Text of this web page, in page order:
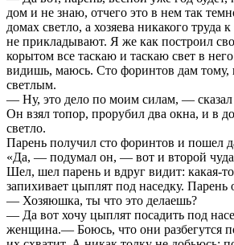
дом и не знаю, отчего это в нем так
домах светло, а хозяева никакого труда
не прикладывают. Я же как построил
корытом все таскаю и таскаю свет в
видишь, маюсь. Сто форинтов дам тому,
светлым.
— Ну, это дело по моим силам, — сказал
Он взял топор, прорубил два окна, и в
светло.
Парень получил сто форинтов и пошел
«Да, — подумал он, — вот и второй
Шел, шел парень и вдруг видит: какая-
запихивает цыплят под наседку. Парень
— Хозяюшка, ты что это делаешь?
— Да вот хочу цыплят посадить под
женщина.— Боюсь, что они разбегутся